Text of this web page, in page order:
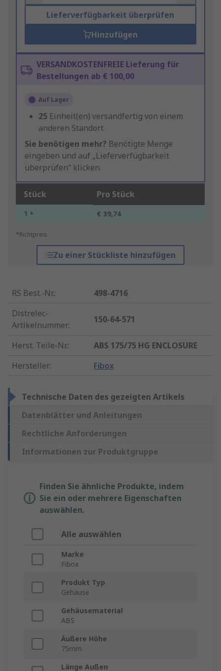
Lieferverfügbarkeit überprüfen
Hinzufügen
VERSANDKOSTENFREIE Lieferung für
Bestellungen ab € 100,00
Auf Lager
25 Einheit(en) versandfertig von einem
anderen Standort
Sie benötigen mehr? Benötigte Menge
eingeben und auf „Lieferverfügbarkeit
überprüfen“ klicken.
Stück Pro Stück
1 + € 39,74
*Richtpreis
Zu einer Stückliste hinzufügen
RS Best.-Nr.:
498-4716
Distrelec-
Artikelnummer:
150-64-571
Herst. Teile-Nr.:
ABS 175/75 HG ENCLOSURE
Hersteller: Fibox
Technische Daten des gezeigten Artikels
Datenblätter und Anleitungen
Rechtliche Anforderungen
Informationen zur Produktgruppe
Finden Sie ähnliche Produkte, indem
Sie ein oder mehrere Eigenschaften
auswählen.
Alle auswählen
Marke
Fibox
Produkt Typ
Gehäuse
Gehäusematerial
ABS
Äußere Höhe
75mm
Länge Außen